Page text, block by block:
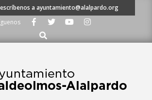
a ayuntamiento@alalpardo.org
Buscar